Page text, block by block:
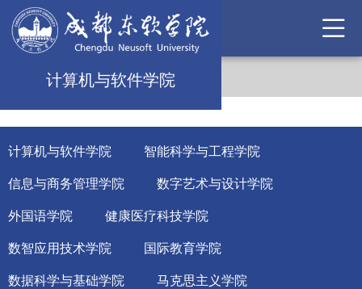
计算机与软件学院
计算机与软件学院 智能科学与工程学院
信息与商务管理学院 数字艺术与设计学院
外国语学院 健康医疗科技学院
数智应用技术学院 国际教育学院
数据科学与基础学院 马克思主义学院